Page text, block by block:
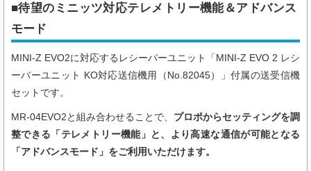
■待望のミニッツ対応テレメトリー機能＆アドバンス
モード
MINI-Z EVO2に対応するレシーバーユニット「MINI-Z EVO 2 レシ
ーバーユニット KO対応送信機用（No.82045）
」付属の送受信機
セットです。
MR-04EVO2と組み合わせることで、 プロポからセッティングを調
整できる「テレメトリー機能」と、より高速な通信が可能となる
「アドバンスモード」をご利用いただけます。